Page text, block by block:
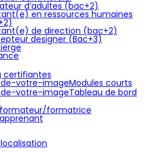
d’adultes (bac+2)
en ressources humaines
de direction (bac+2)
designer (Bac+3)
certifiantes
Modules courts
Tableau de bord
formatrice